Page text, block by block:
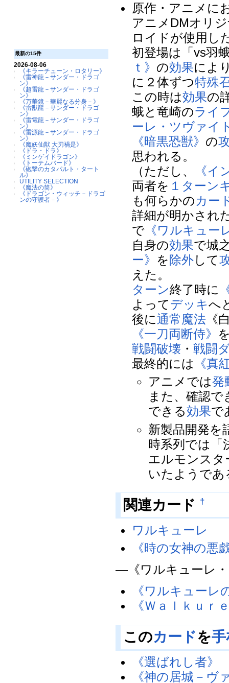
最新の15件
2026-08-06
《キラーチューン・ロタリー》
《雷神龍－サンダー・ドラゴ
ン》
《超雷龍－サンダー・ドラゴ
ン》
《万華鏡－華麗なる分身－》
《雷獣龍－サンダー・ドラゴ
ン》
《雷電龍－サンダー・ドラゴ
ン》
《雷源龍－サンダー・ドラゴ
ン》
《魔妖仙獣 大刃禍是》
《ドラ・ドラ》
《ミンゲイドラゴン》
《トーテムバード》
《砲撃のカタパルト・タート
ル》
UTILITY SELECTION
《魔法の筒》
《ドラゴン・ウィッチ－ドラゴ
ンの守護者－》
原作・アニメに
アニメDMオリ
ロイドが使用し
初登場は「vs羽
ｔ》 の効果によ
に２体ずつ特殊
この時は効果の
蛾と竜崎のライ
ーレ・ツヴァイ
《暗黒恐獣》 の
思われる。
（ただし、
《イ
両者を １ターン
も何らかのカー
詳細が明かされ
で 《ワルキュー
自身の効果で城
ー》 を除外して
えた。
ターン終了時に
よってデッキへ
後に通常魔法 《
《一刀両断侍》
戦闘破壊 ・戦闘
最終的には 《真
アニメでは発
また、確認
できる効果で
新製品開発を
時系列では「
エルモンスタ
いたようであ
関連カード †
ワルキューレ
《時の女神の悪
―《ワルキューレ
《ワルキューレ
《Ｗａｌｋｕｒ
このカードを手
《選ばれし者》
《神の居城－ヴ